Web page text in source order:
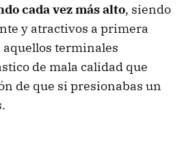
cada vez más alto, siendo
y atractivos a primera
terminales
de mala calidad que
de que si presionabas un